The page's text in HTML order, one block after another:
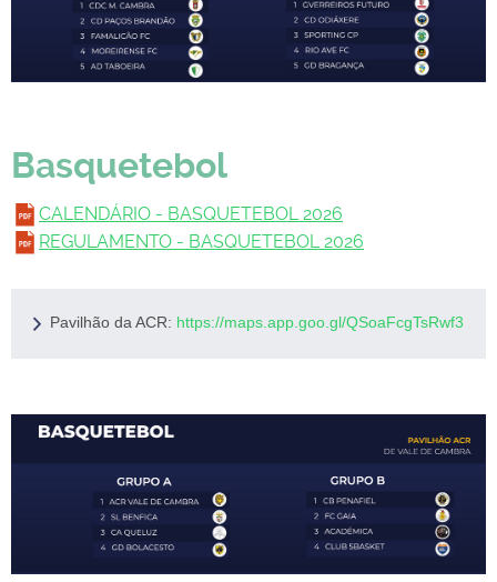
Basquetebol
CALENDÁRIO - BASQUETEBOL 2026
REGULAMENTO - BASQUETEBOL 2026
Pavilhão da ACR: https://maps.app.goo.gl/QSoaFcgTsRwf3eoj7